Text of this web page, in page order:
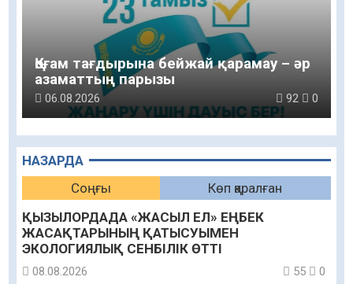
НАЗАРДА
Соңғы
Көп қаралған
ҚЫЗЫЛОРДАДА «ЖАСЫЛ ЕЛ» ЕҢБЕК
ЖАСАҚТАРЫНЫҢ ҚАТЫСУЫМЕН
ЭКОЛОГИЯЛЫҚ СЕНБІЛІК ӨТТІ
08.08.2026 55 0
Қоғам тағдырына бейжай қарамау – әр
азаматтың парызы
06.08.2026 92 0